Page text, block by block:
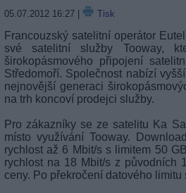
05.07.2012 16:27| Tisk
Francouzský satelitní operátor
své satelitní služby Tooway,
širokopásmového připojení
Středomoří. Společnost nabízí
nejnovější generaci
na trh koncoví prodejci služby.
Pro zákazníky se ze satelitu Ka
místo využívání Tooway.
rychlost až 6 Mbit/s s limitem 50
rychlost na 18 Mbit/s z původních
ceny. Po překročení datového